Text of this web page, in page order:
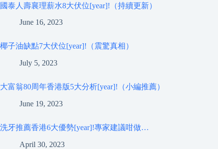
國泰人壽襄理薪水8大伏位[year]!（持續更新）
June 16, 2023
椰子油缺點7大伏位[year]!（震驚真相）
July 5, 2023
大富翁80周年香港版5大分析[year]!（小編推薦）
June 19, 2023
洗牙推薦香港6大優勢[year]!專家建議咁做…
April 30, 2023